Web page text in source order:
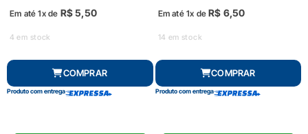
Em até 1x de R$5,50
4 em stock
COMPRAR
Produto com entrega
Em até 1x de R$ 6,50
14 em stock
COMPRAR
Produto com entrega